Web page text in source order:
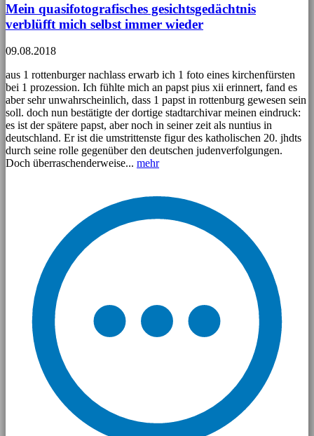
Mein quasifotografisches gesichtsgedächtnis
verblüfft mich selbst immer wieder
09.08.2018
aus 1 rottenburger nachlass erwarb ich 1 foto eines kirchenfürsten
bei 1 prozession. Ich fühlte mich an papst pius xii erinnert, fand es
aber sehr unwahrscheinlich, dass 1 papst in rottenburg gewesen sein
soll. doch nun bestätigte der dortige stadtarchivar meinen eindruck:
es ist der spätere papst, aber noch in seiner zeit als nuntius in
deutschland. Er ist die umstrittenste figur des katholischen 20. jhdts
durch seine rolle gegenüber den deutschen judenverfolgungen.
Doch überraschenderweise... mehr